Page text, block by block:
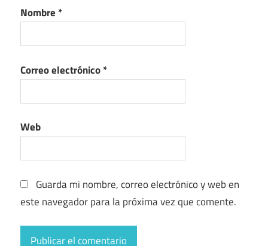
Nombre *
Correo electrónico*
Web
Guarda mi nombre, correo electrónico y web en
este navegador para la próxima vez que comente.